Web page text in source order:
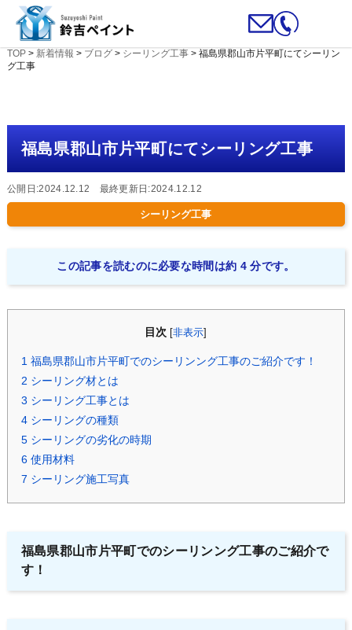
TOP> 新着情報 > ブログ> シーリング工事> 福島県郡山市片平町にてシーリン
グ工事
福島県郡山市片平町にてシーリング工事
公開日:2024.12.12 最終更新日:2024.12.12
シーリング工事
この記事を読むのに必要な時間は約 4 分です。
目次 [非表示
1 福島県郡山市片平町でのシーリンング工事のご紹介です！
2 シーリング材とは
3 シーリング工事とは
4シーリングの種類
5シーリングの劣化の時期
6使用材料
7 シーリング施工写真
福島県郡山市片平町でのシーリンング工事のご紹介で
す！